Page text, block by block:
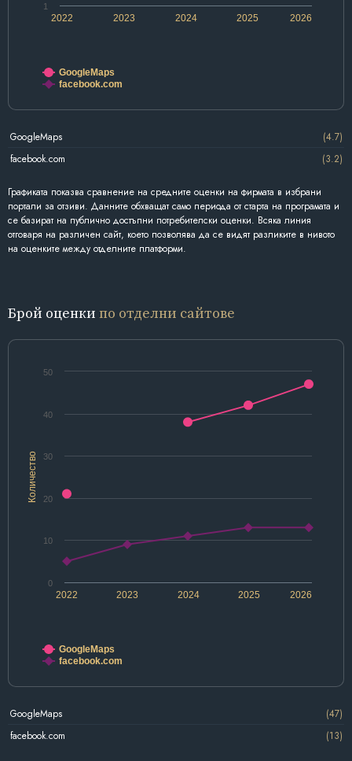
2022 2024 2026
2023 2025
1
GoogleMaps
facebook.com
GoogleMaps
(4.7)
facebook.com
(3.2)
Графиката показва сравнение на средните оценки на фирмата в избрани
портали за отзиви. Данните обхващат само периода от старта на програмата и
се базират на публично достъпни потребителски оценки. Всяка линия
отговаря на различен сайт, което позволява да се видят разликите в нивото
на оценките между отделните платформи.
Брой оценки по отделни сайтове
Количество
2022 2024 2026
2023 2025
0
10
20
30
40
50
GoogleMaps
facebook.com
GoogleMaps
(47)
facebook.com
(13)